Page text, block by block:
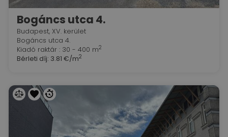
Bogáncs utca 4.
Budapest, XV. kerület
Bogáncs utca 4.
Kiadó raktár : 30 - 400 m2
Bérleti díj: 3.81 €/m2